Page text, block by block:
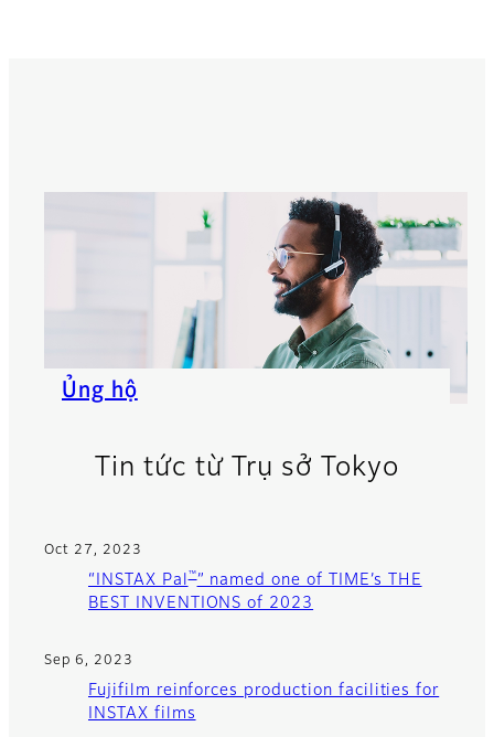
Ủng hộ
Tin tức từ Trụ sở Tokyo
Oct 27, 2023
“INSTAX Pal™” named one of TIME’s THE
BEST INVENTIONS of 2023
Sep 6, 2023
Fujifilm reinforces production facilities for
INSTAX films